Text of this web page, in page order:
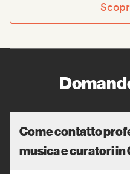
Come contatto
musica e curatori in